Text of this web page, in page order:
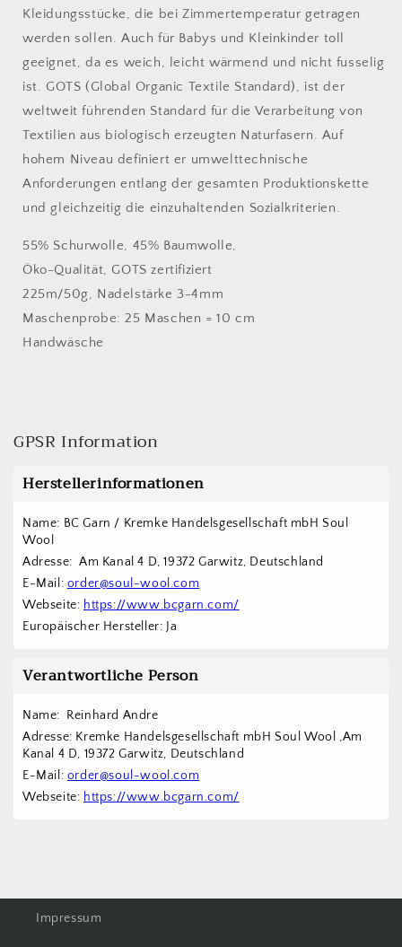
Kleidungsstücke, die bei Zimmertemperatur getragen
werden sollen. Auch für Babys und Kleinkinder toll
geeignet, da es weich, leicht wärmend und nicht fusselig
ist. GOTS (Global Organic Textile Standard), ist der
weltweit führenden Standard für die Verarbeitung von
Textilien aus biologisch erzeugten Naturfasern. Auf
hohem Niveau definiert er umwelttechnische
Anforderungen entlang der gesamten Produktionskette
und gleichzeitig die einzuhaltenden Sozialkriterien.
55% Schurwolle, 45% Baumwolle,
Öko-Qualität, GOTS zertifiziert
225m/50g, Nadelstärke 3-4mm
Maschenprobe: 25 Maschen = 10 cm
Handwäsche
GPSR Information
Herstellerinformationen
Name: BC Garn / Kremke Handelsgesellschaft mbH Soul
Wool
Adresse:  Am Kanal 4 D, 19372 Garwitz, Deutschland
E-Mail: order@soul-wool.com
Webseite: https://www.bcgarn.com/
Europäischer Hersteller: Ja
Verantwortliche Person
Name:  Reinhard Andre
Adresse: Kremke Handelsgesellschaft mbH Soul Wool ,Am
Kanal 4 D, 19372 Garwitz, Deutschland
E-Mail: order@soul-wool.com
Webseite: https://www.bcgarn.com/
Impressum